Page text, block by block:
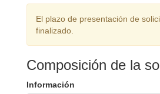
El plazo de presentación de
finalizado.
Composición de la
Información